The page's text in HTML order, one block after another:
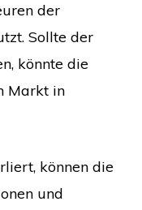
der
Sollte der
könnte die
Markt in
können die
und